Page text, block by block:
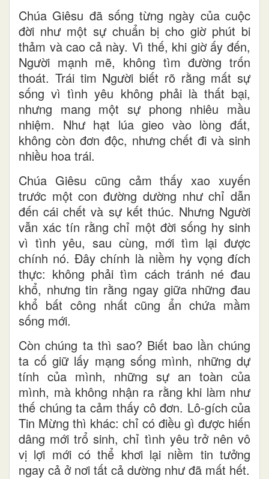
Chúa Giêsu đã sống từng ngày của cuộc
đời như một sự chuẩn bị cho giờ phút bi
thảm và cao cả này. Vì thế, khi giờ ấy đến,
Người mạnh mẽ, không tìm đường trốn
thoát. Trái tim Người biết rõ rằng mất sự
sống vì tình yêu không phải là thất bại,
nhưng mang một sự phong nhiêu mầu
nhiệm. Như hạt lúa gieo vào lòng đất,
không còn đơn độc, nhưng chết đi và sinh
nhiều hoa trái.
Chúa Giêsu cũng cảm thấy xao xuyến
trước một con đường dường như chỉ dẫn
đến cái chết và sự kết thúc. Nhưng Người
vẫn xác tín rằng chỉ một đời sống hy sinh
vì tình yêu, sau cùng, mới tìm lại được
chính nó. Đây chính là niềm hy vọng đích
thực: không phải tìm cách tránh né đau
khổ, nhưng tin rằng ngay giữa những đau
khổ bất công nhất cũng ẩn chứa mầm
sống mới.
Còn chúng ta thì sao? Biết bao lần chúng
ta cố giữ lấy mạng sống mình, những dự
tính của mình, những sự an toàn của
mình, mà không nhận ra rằng khi làm như
thế chúng ta cảm thấy cô đơn. Lô-gích của
Tin Mừng thì khác: chỉ có điều gì được hiến
dâng mới trổ sinh, chỉ tình yêu trở nên vô
vị lợi mới có thể khơi lại niềm tin tưởng
ngay cả ở nơi tất cả dường như đã mất hết.